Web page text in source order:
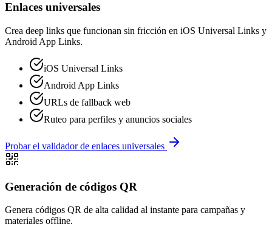
Enlaces universales
Crea deep links que funcionan sin fricción en iOS Universal Links y
Android App Links.
iOS Universal Links
Android App Links
URLs de fallback web
Ruteo para perfiles y anuncios sociales
Probar el validador de enlaces universales
Generación de códigos QR
Genera códigos QR de alta calidad al instante para campañas y
materiales offline.